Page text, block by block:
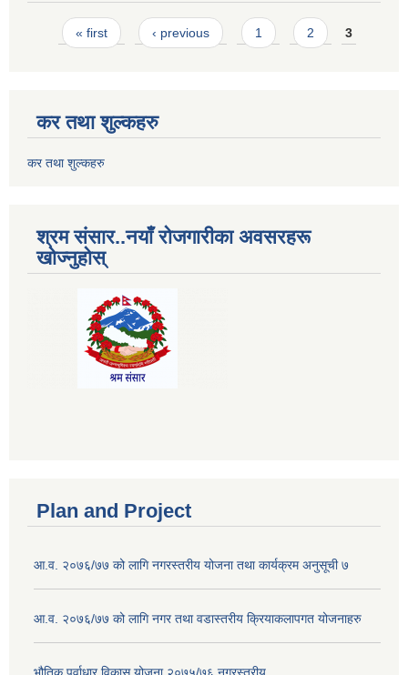
Pages
« first ‹ previous 1 2 3
कर तथा शुल्कहरु
कर तथा शुल्कहरु
श्रम संसार..नयाँ रोजगारीका अवसरहरू
खोज्नुहोस्
Plan and Project
आ.व. २०७६/७७ को लागि नगरस्तरीय योजना तथा कार्यक्रम अनुसूची ७
आ.व. २०७६/७७ को लागि नगर तथा वडास्तरीय क्रियाकलापगत योजनाहरु
भौतिक पूर्वाधार विकास योजना २०७५/७६ नगरस्तरीय